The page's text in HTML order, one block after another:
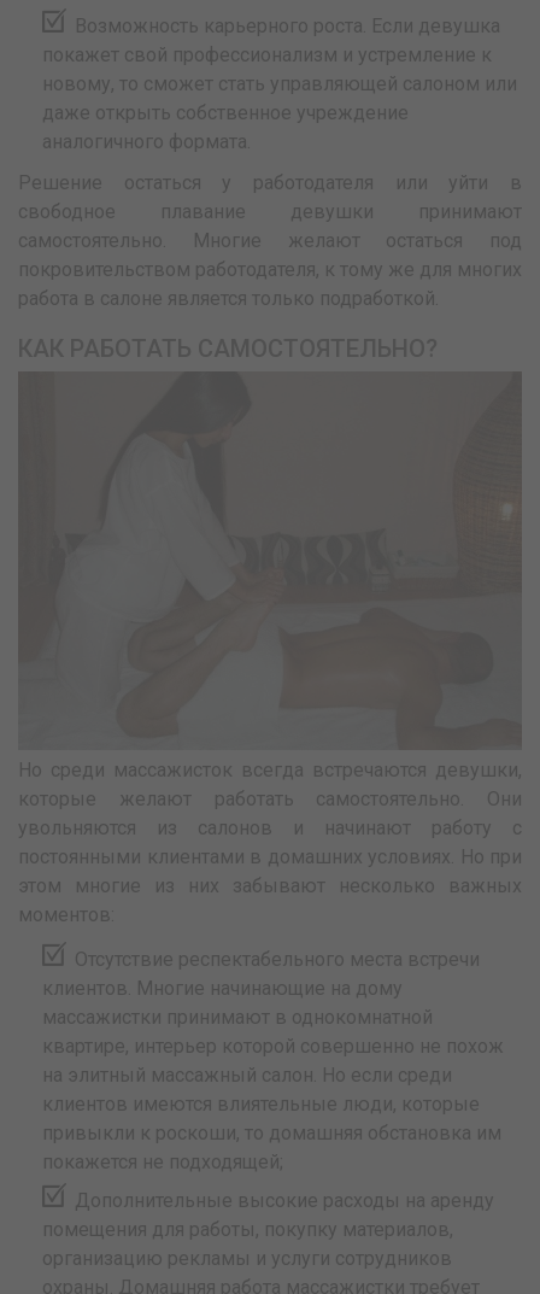
Возможность карьерного роста. Если девушка
покажет свой профессионализм и устремление к
новому, то сможет стать управляющей салоном или
даже открыть собственное учреждение
аналогичного формата.
Решение остаться у работодателя или уйти в
свободное плавание девушки принимают
самостоятельно. Многие желают остаться под
покровительством работодателя, к тому же для многих
работа в салоне является только подработкой.
Но среди массажисток всегда встречаются девушки,
которые желают работать самостоятельно. Они
увольняются из салонов и начинают работу с
постоянными клиентами в домашних условиях. Но при
этом многие из них забывают несколько важных
моментов:
Отсутствие респектабельного места встречи
клиентов. Многие начинающие на дому
массажистки принимают в однокомнатной
квартире, интерьер которой совершенно не похож
на элитный массажный салон. Но если среди
клиентов имеются влиятельные люди, которые
привыкли к роскоши, то домашняя обстановка им
покажется не подходящей;
Дополнительные высокие расходы на аренду
помещения для работы, покупку материалов,
организацию рекламы и услуги сотрудников
охраны. Домашняя работа массажистки требует